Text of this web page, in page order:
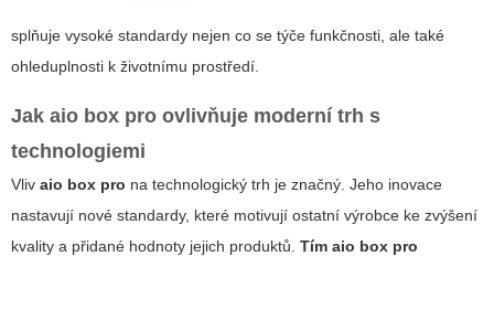
splňuje vysoké standardy nejen co se týče funkčnosti, ale také
ohleduplnosti k životnímu prostředí.
Jak aio box pro ovlivňuje moderní trh s
technologiemi
Vliv aio box pro na technologický trh je značný. Jeho inovace
nastavují nové standardy, které motivují ostatní výrobce ke zvýšení
kvality a přidané hodnoty jejich produktů. Tím aio box pro